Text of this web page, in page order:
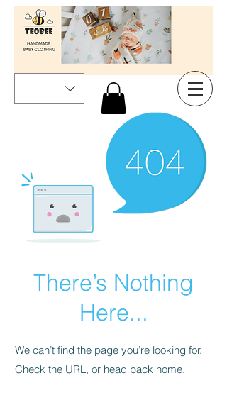
There’s Nothing
Here...
We can’t find the page you’re looking for.
Check the URL, or head back home.